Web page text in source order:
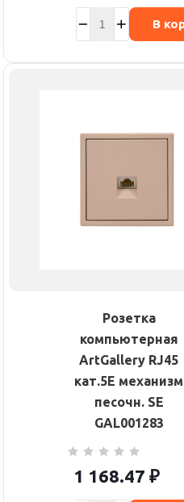
В
Розетка
компьютерная
ArtGallery RJ45
кат.5E механизм
песочн. SE
GAL001283
1 168.47 ₽